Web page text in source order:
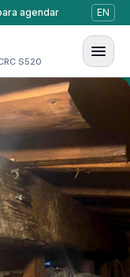
agendar EN
S520